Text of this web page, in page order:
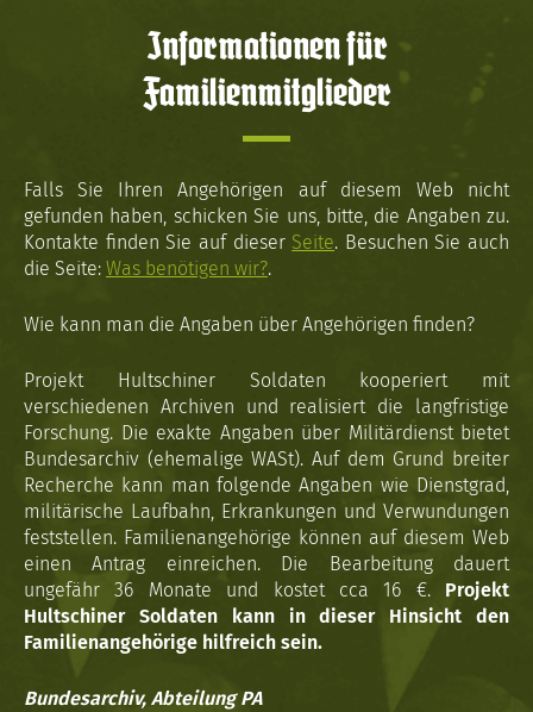
Informationen für
Familienmitglieder
Falls Sie Ihren Angehörigen auf diesem Web nicht
gefunden haben, schicken Sie uns, bitte, die Angaben zu.
Kontakte finden Sie auf dieser Seite. Besuchen Sie auch
die Seite: Was benötigen wir?.
Wie kann man die Angaben über Angehörigen finden?
Projekt Hultschiner Soldaten kooperiert mit
verschiedenen Archiven und realisiert die langfristige
Forschung. Die exakte Angaben über Militärdienst bietet
Bundesarchiv (ehemalige WASt). Auf dem Grund breiter
Recherche kann man folgende Angaben wie Dienstgrad,
militärische Laufbahn, Erkrankungen und Verwundungen
feststellen. Familienangehörige können auf diesem Web
einen Antrag einreichen. Die Bearbeitung dauert
ungefähr 36 Monate und kostet cca 16 €. Projekt
Hultschiner Soldaten kann in dieser Hinsicht den
Familienangehörige hilfreich sein.
Bundesarchiv, Abteilung PA